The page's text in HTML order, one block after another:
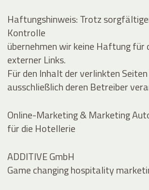
Haftungshinweis: Trotz
Kontrolle
übernehmen wir keine Haftung für
externer Links.
Für den Inhalt der verlinkten
ausschließlich deren Betreiber
Online-Marketing & Marketing
für die Hotellerie
ADDITIVE GmbH
Game changing hospitality